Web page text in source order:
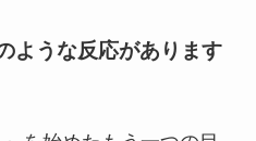
ような反応があります